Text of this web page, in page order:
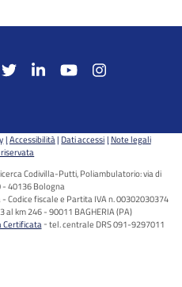
Accessibilità Dati accessi Note legali
Codivilla-Putti, Poliambulatorio: via di
40136 Bologna
Codice fiscale e Partita IVA n. 00302030374
al km 246 - 90011 BAGHERIA (PA)
Certificata tel. centrale DRS 091-9297011